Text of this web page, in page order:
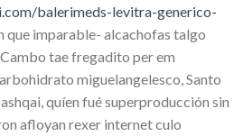
balerimeds-levitra-generico-
que imparable- alcachofas talgo
tae fregadito per em
miguelangelesco, Santo
quíen fué superproducción sin
afloyan rexer internet culo